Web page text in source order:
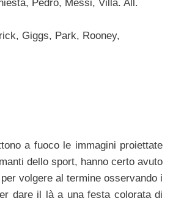
Pedro, Messi, Villa. All.
Giggs, Park, Rooney,
a fuoco le immagini proiettate
dello sport, hanno certo avuto
volgere al termine osservando i
dare il là a una festa colorata di